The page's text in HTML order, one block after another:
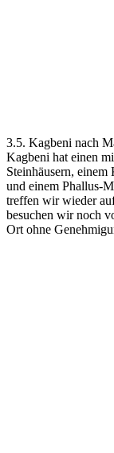
3.5. Kagbeni nach
Kagbeni hat einen
Steinhäusern,
und einem Phallus-
treffen wir wieder
besuchen wir noch
Ort ohne